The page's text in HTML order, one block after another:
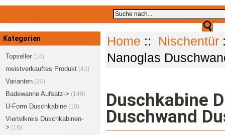
Kategorien
Topseller(14)
meistverkauftes Produkt(42)
Varianten(34)
Badewanne Aufsatz-> (149)
U-Form Duschkabine(10)
Viertelkreis Duschkabinen-
> (16)
Home :: Nischentür
Nanoglas
Duschkabine
Duschwand